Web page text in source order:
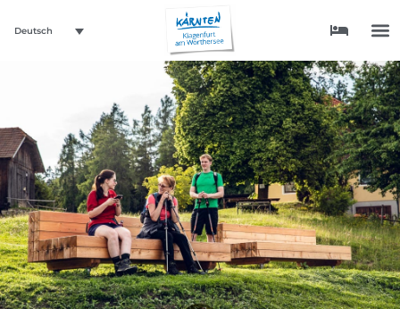
Deutsch